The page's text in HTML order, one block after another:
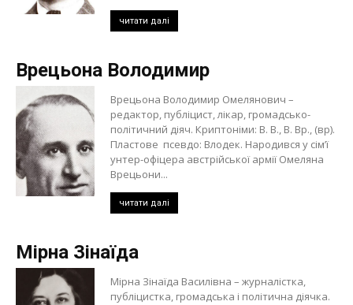
читати далі
Врецьона Володимир
Врецьона Володимир Омелянович –
редактор, публіцист, лікар, громадсько-
політичний діяч. Криптоніми: В. В., В. Вр., (вр).
Пластове псевдо: Влодек. Народився у сім’ї
унтер-офіцера австрійської армії Омеляна
Врецьони...
читати далі
Мірна Зінаїда
Мірна Зінаїда Василівна – журналістка,
публіцистка, громадська і політична діячка.